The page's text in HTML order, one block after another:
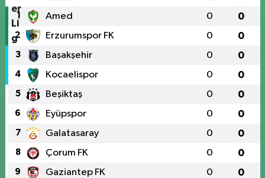
1 Amed 0 0
2 Erzurumspor FK 0 0
3 Başakşehir 0 0
4 Kocaelispor 0 0
5 Beşiktaş 0 0
6 Eyüpspor 0 0
7 Galatasaray 0 0
8 Çorum FK 0 0
9 Gaziantep FK 0 0